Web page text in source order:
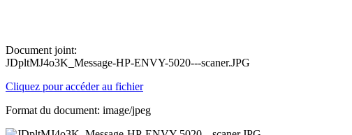
Document joint:
JDpltMJ4o3K_Message-HP-ENVY-5020---scaner.JPG
Cliquez pour accéder au fichier
Format du document: image/jpeg